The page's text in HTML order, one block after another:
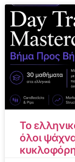
Το
όλοι